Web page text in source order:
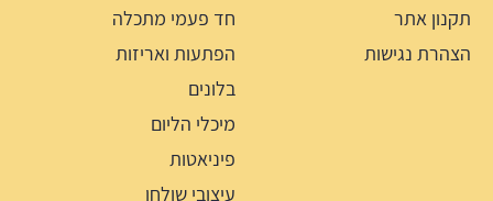
תקנון אתר
הצהרת נגישות
חד פעמי מתכלה
הפתעות ואריזות
בלונים
מיכלי הליום
פיניאטות
עיצובי שולחן